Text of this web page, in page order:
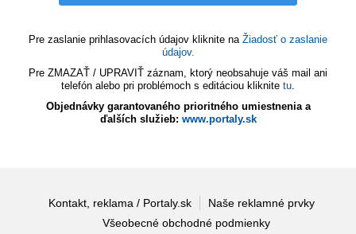
Pre zaslanie prihlasovacích údajov kliknite na Žiadosť o zaslanie
údajov.
Pre ZMAZAŤ / UPRAVIŤ záznam, ktorý neobsahuje váš mail ani
telefón alebo pri problémoch s editáciou kliknite tu.
Objednávky garantovaného prioritného umiestnenia a
ďalších služieb: www.portaly.sk
Kontakt, reklama / Portaly.sk
Naše reklamné prvky
Všeobecné obchodné podmienky